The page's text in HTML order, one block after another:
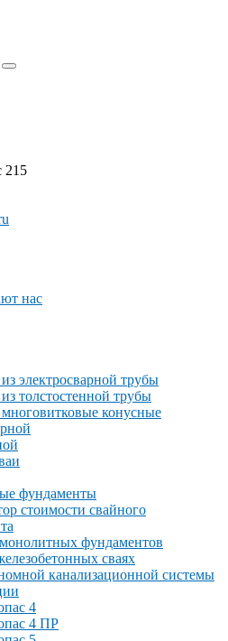
215
нас
электросварной трубы
толстостенной трубы
конусные
фундаменты
стоимости свайного
фундаментов
сваях
канализационной системы
4
4 ПР